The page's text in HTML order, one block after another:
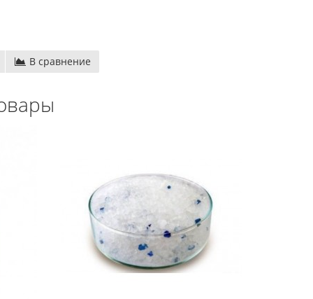
Денди TY PS-1 (+16 игр)
550.00 грн.
750.00 грн.
Купить! В 1 клік
В сравнение